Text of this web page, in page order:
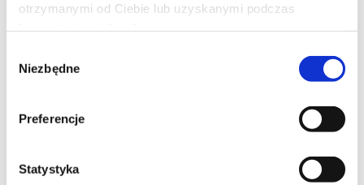
otrzymanymi od Ciebie lub uzyskanymi podczas
zgody
Niezbędne
Preferencje
Statystyka
Erupcja
Jest upalne warszawskie lato. Bethany (Charli XCX) przyjeżdża do
Polski na romantyczny wyjazd z chłopakiem. Kiedy spotyka Nel
(Lena Góra), przyjaciółkę sprzed lat, wybucha między nimi
ulicami otulonego słońcem miasta – jak najdalej od miejsca, w
którym będą musiały podjąć decyzje ważące na reszcie ich
dorosłego życia.